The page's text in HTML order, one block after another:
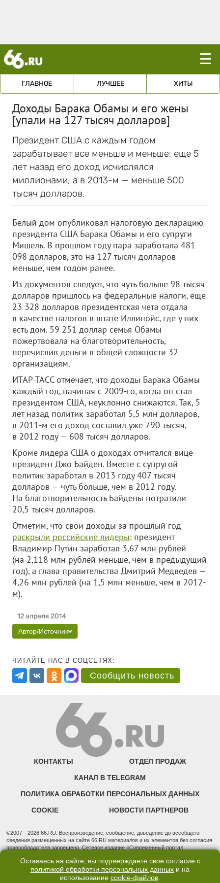
☰
ГЛАВНОЕ ЛУЧШЕЕ ХИТЫ
Доходы Барака Обамы и его жены
[упали на 127 тысяч долларов]
Президент США с каждым годом
зарабатывает все меньше и меньше: еще 5
лет назад его доход исчислялся
миллионами, а в 2013-м — меньше 500
тысяч долларов.
Белый дом опубликовал налоговую декларацию
президента США Барака Обамы и его супруги
Мишель. В прошлом году пара заработала 481
098 долларов, это на 127 тысяч долларов
меньше, чем годом ранее.
Из документов следует, что чуть больше 98 тысяч
долларов пришлось на федеральные налоги, еще
23 328 долларов президентская чета отдала
в качестве налогов в штате Иллинойс, где у них
есть дом. 59 251 доллар семья Обамы
пожертвовала на благотворительность,
перечислив деньги в общей сложности 32
организациям.
ИТАР-ТАСС отмечает, что доходы Барака Обамы
каждый год, начиная с 2009-го, когда он стал
президентом США, неуклонно снижаются. Так, 5
лет назад политик заработал 5,5 млн долларов,
в 2011-м его доход составил уже 790 тысяч,
в 2012 году — 608 тысяч долларов.
Кроме лидера США о доходах отчитался вице-
президент Джо Байден. Вместе с супругой
политик заработал в 2013 году 407 тысяч
долларов — чуть больше, чем в 2012 году.
На благотворительность Байдены потратили
20,5 тысяч долларов.
Отметим, что свои доходы за прошлый год
раскрыли российские лидеры: президент
Владимир Путин заработал 3,67 млн рублей
(на 2,118 млн рублей меньше, чем в предыдущий
год), а глава правительства Дмитрий Медведев —
4,26 млн рублей (на 1,5 млн меньше, чем в 2012-
м).
12 апреля 2014
Автор/Источник
ЧИТАЙТЕ НАС В СОЦСЕТЯХ:
Сообщить новость
КОНТАКТЫ ОТДЕЛ ПРОДАЖ
КАНАЛ В TELEGRAM
ПОЛИТИКА ОБРАБОТКИ ПЕРСОНАЛЬНЫХ ДАННЫХ
COOKIE НОВОСТИ ПАРТНЕРОВ
©2007—2026 66.RU. Воспроизведение, сообщение, доведение до всеобщего
сведения размещенных на сайте 66.RU материалов и их элементов без согласия
правообладателя запрещено. Сетевое издание «Современный портал
надзору в сфере связи, информационных технологий и массовых коммуникаций
(Роскомнадзор). Регистрационный номер ЭЛ № ФС 77 - 76634 от 02.09.2019
Учредитель: Общество с ограниченной ответственностью "66.ру". Юридический
Оставаясь на сайте, вы подтверждаете свое согласие с
политикой обработки персональных данных и на
использование cookie-файлов.